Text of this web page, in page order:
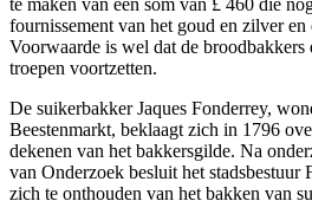
te maken van een som van £ 460 die
fournissement van het goud en zilver en
Voorwaarde is wel dat de broodbakkers
troepen voortzetten.
De suikerbakker Jaques Fonderrey,
Beestenmarkt, beklaagt zich in 1796
dekenen van het bakkersgilde. Na
van Onderzoek besluit het stadsbestuur
zich te onthouden van het bakken van